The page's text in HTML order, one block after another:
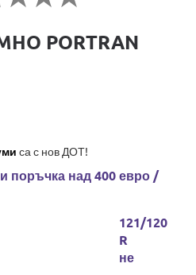
PORTRAN
са с нов ДОТ!
поръчка над 400 евро /
121/120
R
не